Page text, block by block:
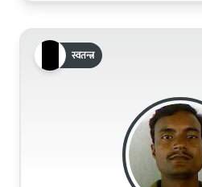
स्वतन्त्र